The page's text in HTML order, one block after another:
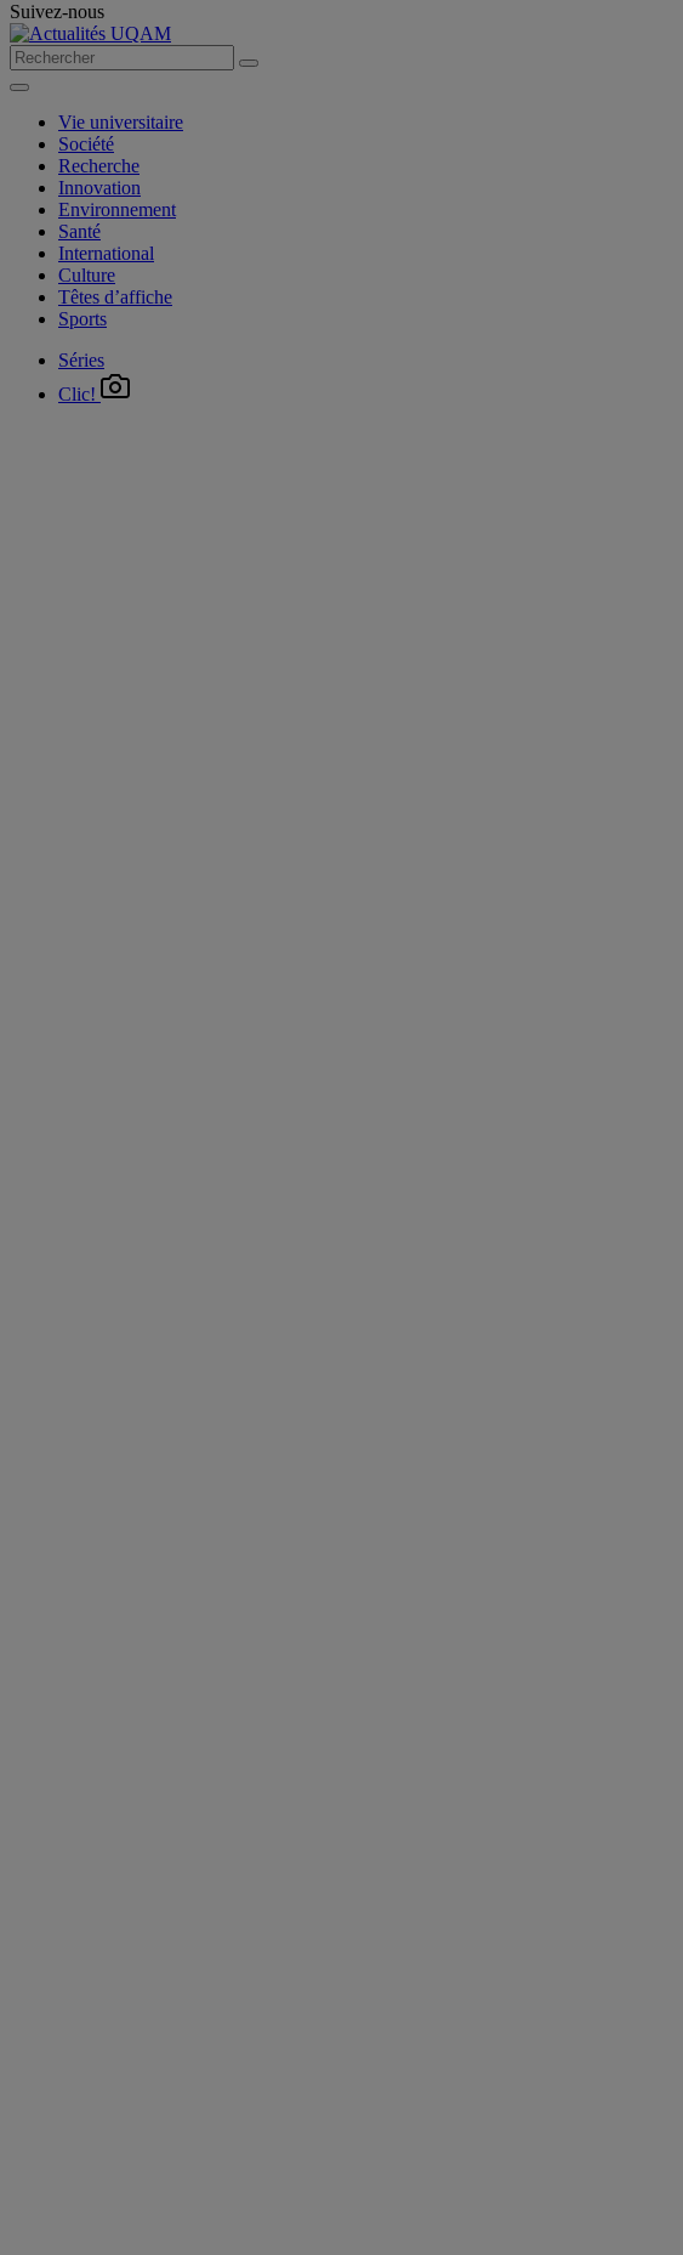
Suivez-nous
Vie universitaire
Société
Recherche
Innovation
Environnement
Santé
International
Culture
Têtes d’affiche
Sports
Séries
Clic!